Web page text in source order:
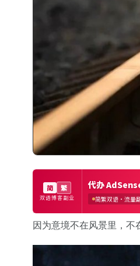
因为意境不在风景里，不